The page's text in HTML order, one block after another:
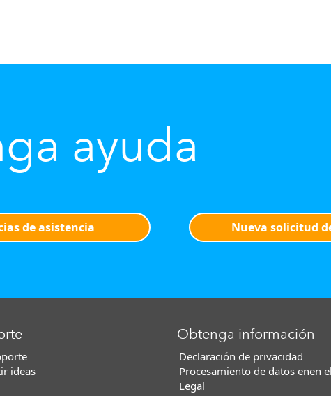
ayuda
de asistencia Nueva solicitud
ideas
Obtenga información
Declaración de privacidad
Procesamiento de datos enen
Legal